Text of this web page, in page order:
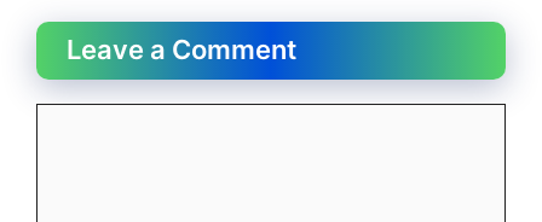
Leave a Comment